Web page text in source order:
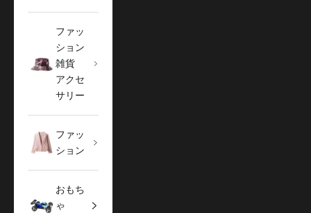
ファッ
ション
雑貨
アクセ
サリー
ファッ
ション
おもち
ゃ